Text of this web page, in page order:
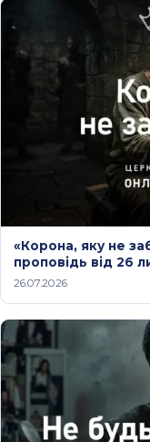
«Корона, яку не
проповідь від 26
26.07.2026